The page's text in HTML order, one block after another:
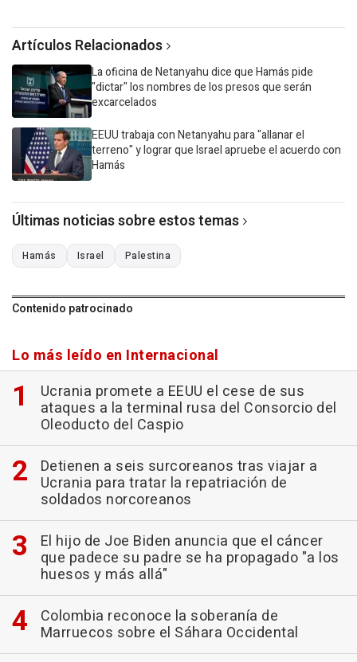
Artículos Relacionados
La oficina de Netanyahu dice que Hamás pide
"dictar" los nombres de los presos que serán
excarcelados
EEUU trabaja con Netanyahu para "allanar el
terreno" y lograr que Israel apruebe el acuerdo con
Hamás
Últimas noticias sobre estos temas
Hamás Israel Palestina
Contenido patrocinado
Lo más leído en Internacional
Ucrania promete a EEUU el cese de sus
ataques a la terminal rusa del Consorcio del
Oleoducto del Caspio
Detienen a seis surcoreanos tras viajar a
Ucrania para tratar la repatriación de
soldados norcoreanos
El hijo de Joe Biden anuncia que el cáncer
que padece su padre se ha propagado "a los
huesos y más allá"
Colombia reconoce la soberanía de
Marruecos sobre el Sáhara Occidental